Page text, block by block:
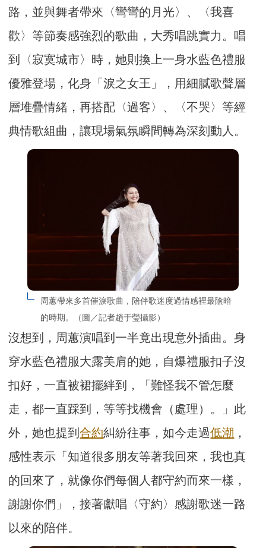
路，並與舞者帶來〈彎彎的月光〉、〈我喜
歡〉等節奏感強烈的歌曲，大秀唱跳實力。唱
到〈寂寞城市〉時，她則換上一身水藍色禮服
優雅登場，化身「淚之女王」，用細膩歌聲層
層堆疊情緒，再搭配〈過客〉、〈不哭〉等經
典情歌組曲，讓現場氣氛瞬間轉為深刻動人。
周蕙帶來多首催淚歌曲，陪伴歌迷度過情感裡最陰暗
的時期。（圖／記者趙于瑩攝影）
沒想到，周蕙演唱到一半竟出現意外插曲。身
穿水藍色禮服大露美肩的她，自爆禮服扣子沒
扣好，一直被裙擺絆到，「難怪我不管怎麼
走，都一直踩到，等等找機會（處理）。」此
外，她也提到合約糾紛往事，如今走過低潮 ，
感性表示「知道很多朋友等著我回來，我也真
的回來了，就像你們每個人都守約而來一樣，
謝謝你們」，接著獻唱〈守約〉感謝歌迷一路
以來的陪伴。